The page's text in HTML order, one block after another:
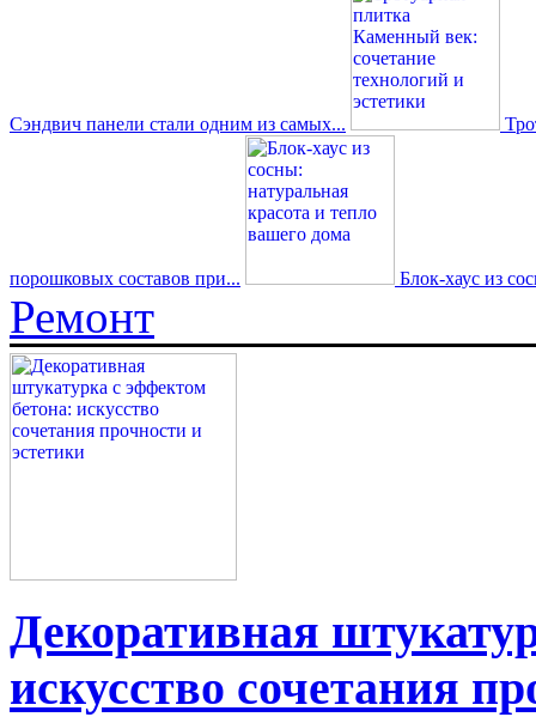
Сэндвич панели стали одним из самых...
порошковых составов при... Блок-хаус из
Ремонт
Декоративная
искусство сочетания